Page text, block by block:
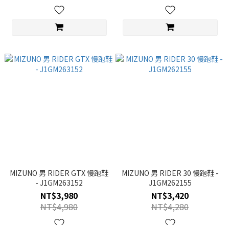
MIZUNO 男 RIDER GTX 慢跑鞋
- J1GM263152
NT$3,980
NT$4,980
MIZUNO 男 RIDER 30 慢跑鞋 -
J1GM262155
NT$3,420
NT$4,280